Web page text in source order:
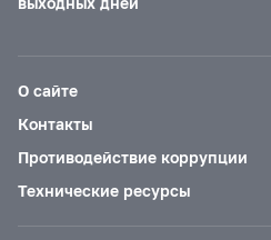
О сайте
Контакты
Противодействие коррупции
Технические ресурсы